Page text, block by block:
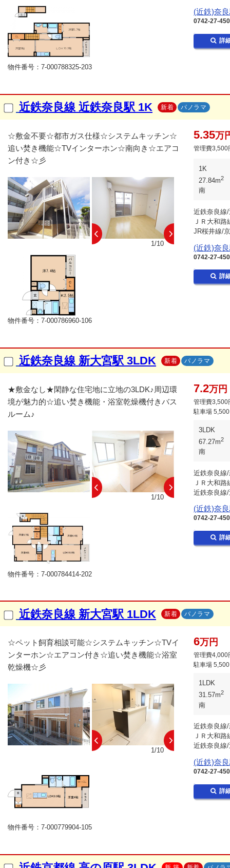
物件番号：7-000788325-203
(近鉄)奈
0742-27-
詳
近鉄奈良線 近鉄奈良駅 1K 新着 パノラマ
☆敷金不要☆都市ガス仕様☆システムキッチン☆
追い焚き機能☆TVインターホン☆南向き☆エアコ
ン付き☆彡
1/10
物件番号：7-000786960-106
5.35万
管理費3,500
1K
27.84m2
南
近鉄奈良線
ＪＲ大和
JR桜井線/
(近鉄)奈
0742-27-
詳
近鉄奈良線 新大宮駅 3LDK 新着 パノラマ
★敷金なし★閑静な住宅地に立地の3LDK♪周辺環
境が魅力的☆追い焚き機能・浴室乾燥機付きバス
ルーム♪
1/10
物件番号：7-000784414-202
7.2万円
管理費3,500
駐車場
3LDK
67.27m2
南
近鉄奈良線
ＪＲ大和
近鉄奈良線
(近鉄)奈
0742-27-
詳
近鉄奈良線 新大宮駅 1LDK 新着 パノラマ
☆ペット飼育相談可能☆システムキッチン☆TVイ
ンターホン☆エアコン付き☆追い焚き機能☆浴室
乾燥機☆彡
1/10
物件番号：7-000779904-105
6万円
管理費4,000
駐車場
1LDK
31.57m2
南
近鉄奈良線
ＪＲ大和
近鉄奈良線
(近鉄)奈
0742-27-
詳